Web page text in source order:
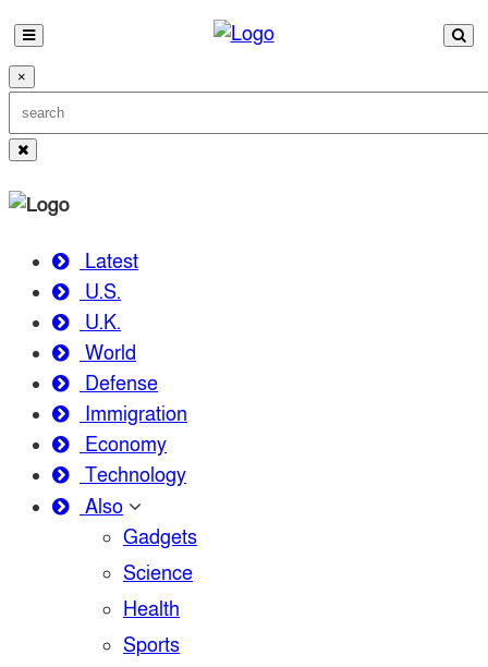
×
Latest
U.S.
U.K.
World
Defense
Immigration
Economy
Technology
Also
Gadgets
Science
Health
Sports